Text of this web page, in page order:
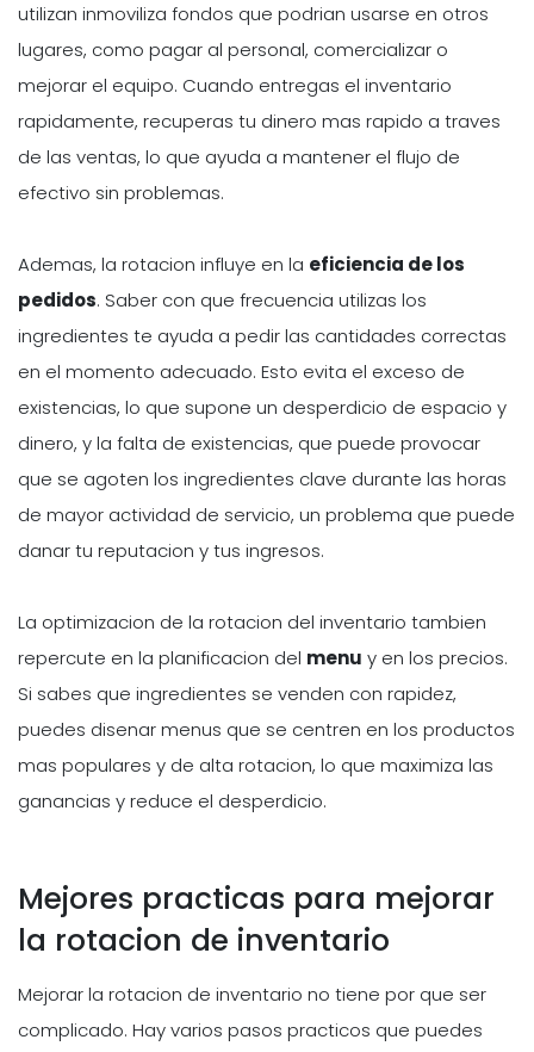
utilizan inmoviliza fondos que podrian usarse en otros
lugares, como pagar al personal, comercializar o
mejorar el equipo. Cuando entregas el inventario
rapidamente, recuperas tu dinero mas rapido a traves
de las ventas, lo que ayuda a mantener el flujo de
efectivo sin problemas.
Ademas, la rotacion influye en la eficiencia de los
pedidos. Saber con que frecuencia utilizas los
ingredientes te ayuda a pedir las cantidades correctas
en el momento adecuado. Esto evita el exceso de
existencias, lo que supone un desperdicio de espacio y
dinero, y la falta de existencias, que puede provocar
que se agoten los ingredientes clave durante las horas
de mayor actividad de servicio, un problema que puede
danar tu reputacion y tus ingresos.
La optimizacion de la rotacion del inventario tambien
repercute en la planificacion del menu y en los precios.
Si sabes que ingredientes se venden con rapidez,
puedes disenar menus que se centren en los productos
mas populares y de alta rotacion, lo que maximiza las
ganancias y reduce el desperdicio.
Mejores practicas para mejorar
la rotacion de inventario
Mejorar la rotacion de inventario no tiene por que ser
complicado. Hay varios pasos practicos que puedes